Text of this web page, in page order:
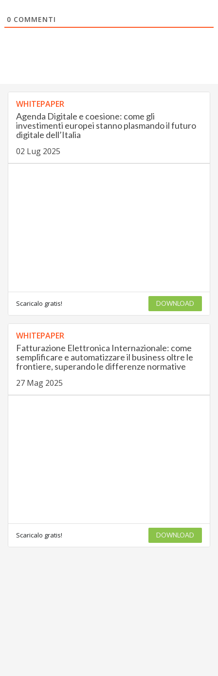
0 COMMENTI
WHITEPAPER
Agenda Digitale e coesione: come gli
investimenti europei stanno plasmando il futuro
digitale dell’Italia
02 Lug 2025
Scaricalo gratis! DOWNLOAD
WHITEPAPER
Fatturazione Elettronica Internazionale: come
semplificare e automatizzare il business oltre le
frontiere, superando le differenze normative
27 Mag 2025
Scaricalo gratis! DOWNLOAD